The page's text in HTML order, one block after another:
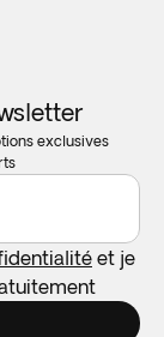
exclusives
et je